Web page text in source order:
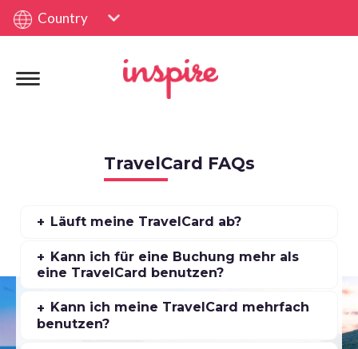
Country
TravelCard FAQs
Läuft meine TravelCard ab?
Kann ich für eine Buchung mehr als
eine TravelCard benutzen?
Kann ich meine TravelCard mehrfach
benutzen?